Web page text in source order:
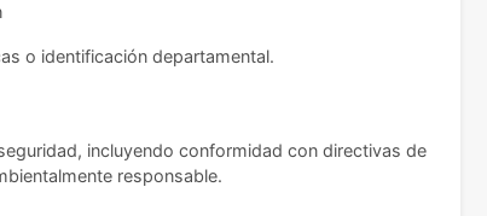
o identificación departamental.
incluyendo conformidad con directivas de
responsable.